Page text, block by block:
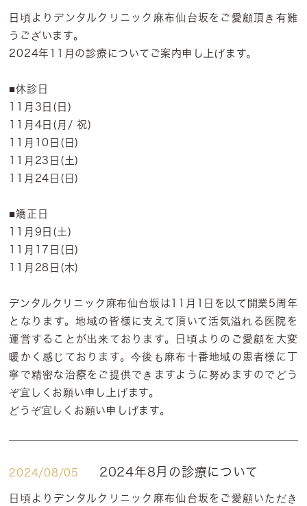
日頃よりデンタルクリニック麻布仙台坂をご愛顧頂き有難
うございます。
2024年11月の診療についてご案内申し上げます。
■休診日
11月3日(日)
11月4日(月/ 祝)
11月10日(日)
11月23日(土)
11月24日(日)
■矯正日
11月9日(土)
11月17日(日)
11月28日(木)
デンタルクリニック麻布仙台坂は11月1日を以て開業5周年
となります。地域の皆様に支えて頂いて活気溢れる医院を
運営することが出来ております。日頃よりのご愛顧を大変
暖かく感じております。今後も麻布十番地域の患者様に丁
寧で精密な治療をご提供できますように努めますのでどう
ぞ宜しくお願い申し上げます。
どうぞ宜しくお願い申しげます。
2024/08/05 2024年8月の診療について
日頃よりデンタルクリニック麻布仙台坂をご愛顧いただき